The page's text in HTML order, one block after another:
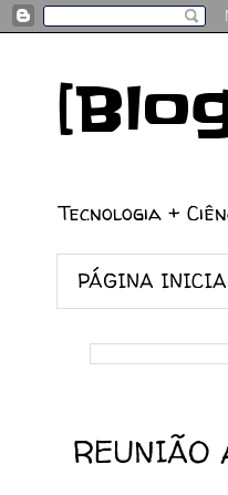
Tecnologia +
PÁGINA
REUNIÃO